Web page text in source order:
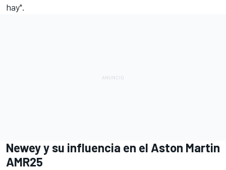
hay".
Newey y su influencia en el Aston Martin
AMR25